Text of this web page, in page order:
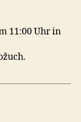
11:00 Uhr in